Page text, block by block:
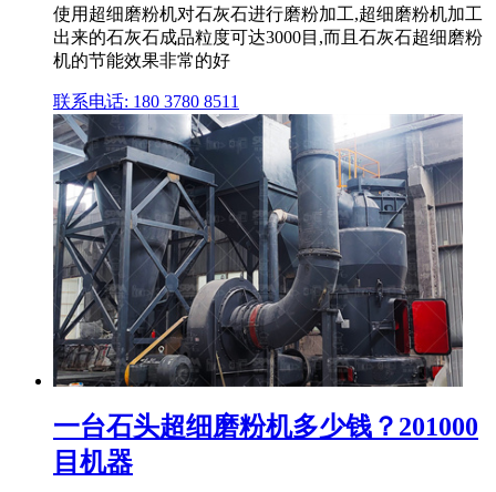
使用超细磨粉机对石灰石进行磨粉加工,超细磨粉机加工
出来的石灰石成品粒度可达3000目,而且石灰石超细磨粉
机的节能效果非常的好
联系电话: 180 3780 8511
一台石头超细磨粉机多少钱？201000
目机器